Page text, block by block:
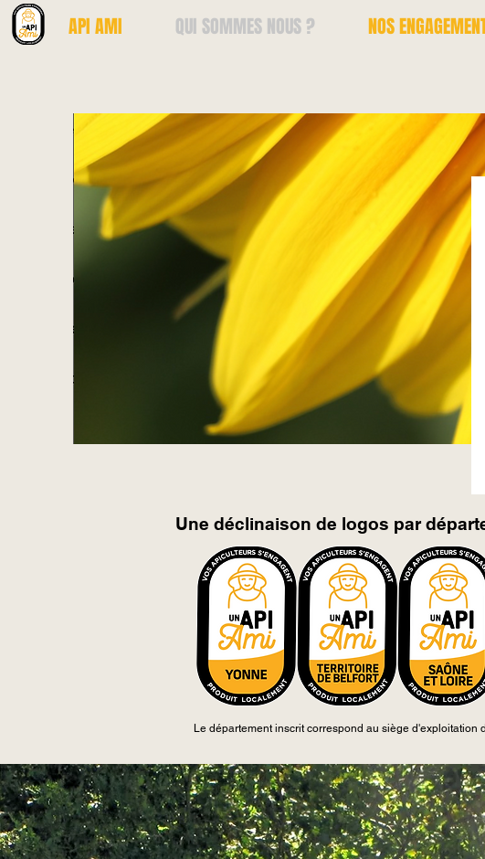
API AMI QUI SOMMES NOUS ? NOS
Une déclinaison de logos par
Le département inscrit correspond au siège